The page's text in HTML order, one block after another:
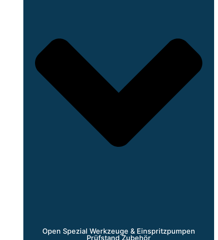
Open Spezial Werkzeuge & Einspritzpumpen
Prüfstand Zubehör